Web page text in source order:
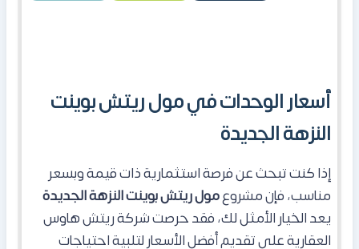
أسعار الوحدات في مول ريتش بوينت
النزهة الجديدة
إذا كنت تبحث عن فرصة استثمارية ذات قيمة وبسعر
مناسب، فإن مشروعمول ريتش بوينت النزهة الجديدة
يعد الخيار الأمثل لك، فقد حرصت شركة ريتش هاوس
العقارية على تقديم أفضل الأسعار لتلبية احتياجات